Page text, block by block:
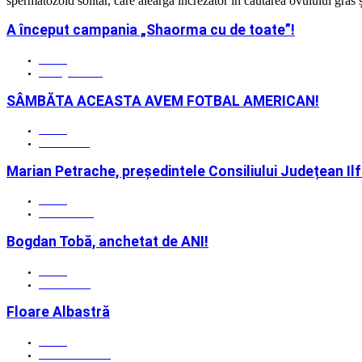
A început campania „Shaorma cu de toate”!
SÂMBĂTA ACEASTA AVEM FOTBAL AMERICAN!
Marian Petrache, președintele Consiliului Județean
Bogdan Tobă, anchetat de ANI!
Floare Albastră